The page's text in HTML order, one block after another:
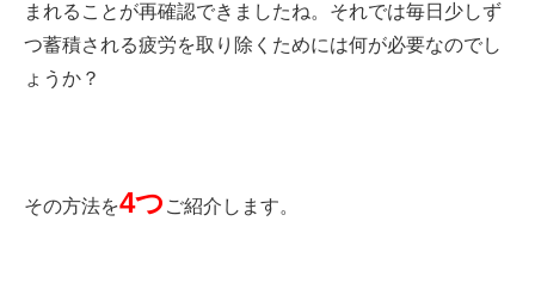
まれることが再確認できましたね。それでは毎日少しず
つ蓄積される疲労を取り除くためには何が必要なのでし
ょうか？
その方法を4つ ご紹介します。